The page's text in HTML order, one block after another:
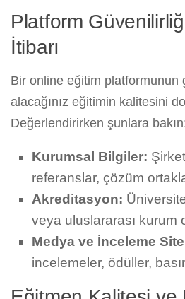
Platform
İtibarı
Bir online eğitim platformunun
alacağınız eğitimin kalitesini
Değerlendirirken şunlara
Kurumsal Bilgiler:
referanslar, çözüm
Akreditasyon:
veya uluslararası kurum
Medya ve İnceleme
incelemeler, ödüller,